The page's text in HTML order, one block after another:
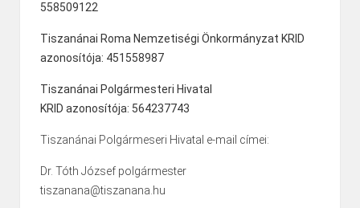
558509122
Tiszanánai Roma Nemzetiségi Önkormányzat KRID
azonosítója: 451558987
Tiszanánai Polgármesteri Hivatal
KRID azonosítója: 564237743
Tiszanánai Polgármeseri Hivatal e-mail címei:
Dr. Tóth József polgármester
tiszanana@tiszanana.hu